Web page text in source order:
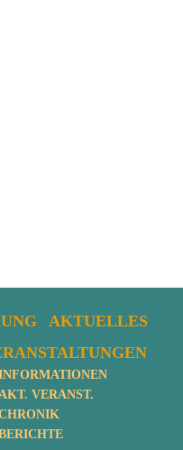
AKTUELLES
VERANST.